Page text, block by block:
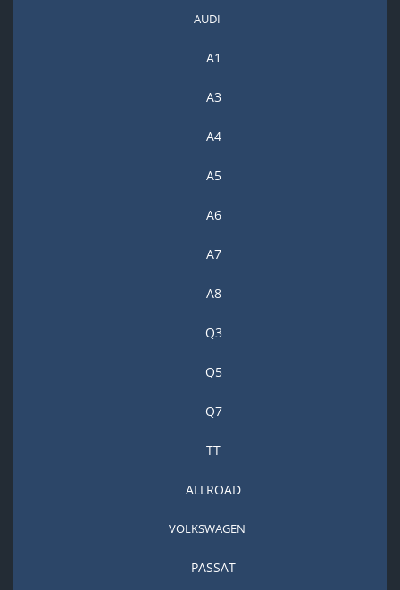
AUDI
A1
A3
A4
A5
А6
A7
A8
Q3
Q5
Q7
TT
ALLROAD
VOLKSWAGEN
PASSAT